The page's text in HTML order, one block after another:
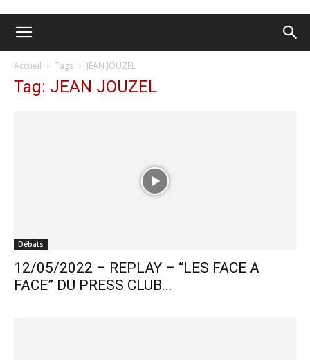
Accueil Tags JEAN JOUZEL
Tag: JEAN JOUZEL
Débats
12/05/2022 – REPLAY – “LES FACE A
FACE” DU PRESS CLUB...